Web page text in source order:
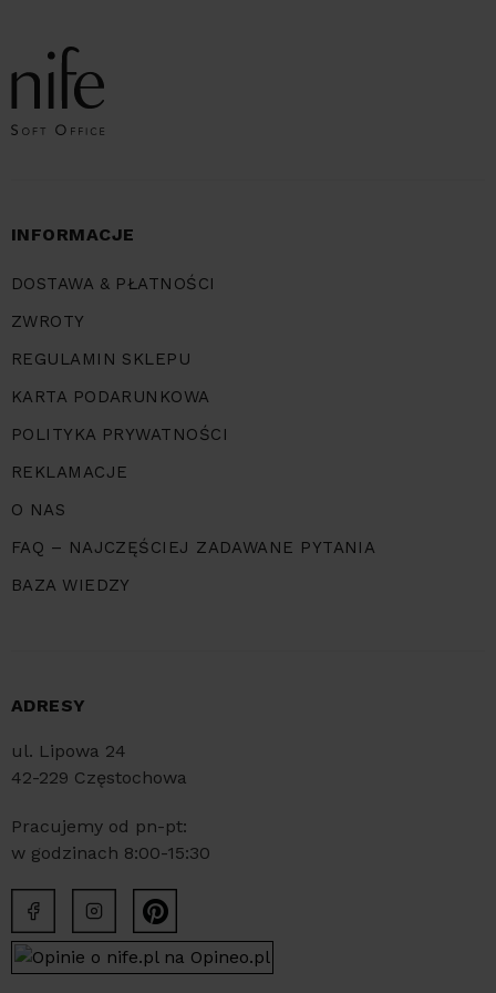
INFORMACJE
DOSTAWA & PŁATNOŚCI
ZWROTY
REGULAMIN SKLEPU
KARTA PODARUNKOWA
POLITYKA PRYWATNOŚCI
REKLAMACJE
O NAS
FAQ – NAJCZĘŚCIEJ ZADAWANE PYTANIA
BAZA WIEDZY
ADRESY
ul. Lipowa 24
42-229 Częstochowa
Pracujemy od pn-pt:
w godzinach 8:00-15:30